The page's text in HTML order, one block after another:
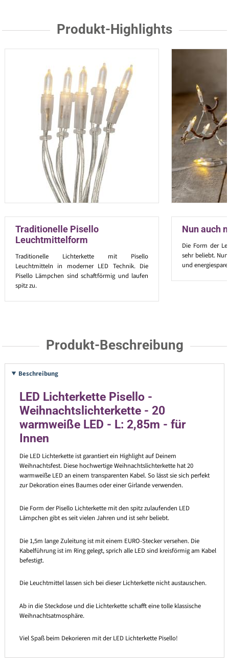
Produkt-Highlights
Traditionelle Pisello
Leuchtmittelform
Traditionelle Lichterkette mit Pisello
Leuchtmitteln in moderner LED Technik. Die
Pisello Lämpchen sind schaftförmig und laufen
spitz zu.
Nun auch
Die Form der
sehr beliebt.
und
Produkt-Beschreibung
Beschreibung
LED Lichterkette Pisello -
Weihnachtslichterkette - 20
warmweiße LED - L: 2,85m - für
Innen
Die LED Lichterkette ist garantiert ein Highlight auf Deinem
Weihnachtsfest. Diese hochwertige Weihnachtslichterkette hat 20
warmweiße LED an einem transparenten Kabel. So lässt sie sich perfekt
zur Dekoration eines Baumes oder einer Girlande verwenden.
Die Form der Pisello Lichterkette mit den spitz zulaufenden LED
Lämpchen gibt es seit vielen Jahren und ist sehr beliebt.
Die 1,5m lange Zuleitung ist mit einem EURO-Stecker versehen. Die
Kabelführung ist im Ring gelegt, sprich alle LED sind kreisförmig am Kabel
befestigt.
Die Leuchtmittel lassen sich bei dieser Lichterkette nicht austauschen.
Ab in die Steckdose und die Lichterkette schafft eine tolle klassische
Weihnachtsatmosphäre.
Viel Spaß beim Dekorieren mit der LED Lichterkette Pisello!